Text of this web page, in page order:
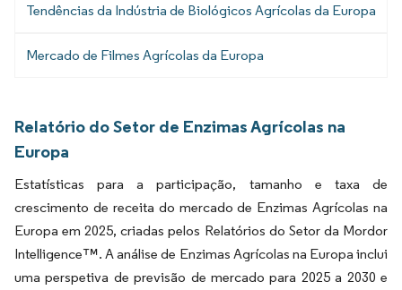
Tendências da Indústria de Biológicos Agrícolas da Europa
Mercado de Filmes Agrícolas da Europa
Relatório do Setor de Enzimas Agrícolas na
Europa
Estatísticas para a participação, tamanho e taxa de
crescimento de receita do mercado de Enzimas Agrícolas na
Europa em 2025, criadas pelos Relatórios do Setor da Mordor
Intelligence™. A análise de Enzimas Agrícolas na Europa inclui
uma perspetiva de previsão de mercado para 2025 a 2030 e